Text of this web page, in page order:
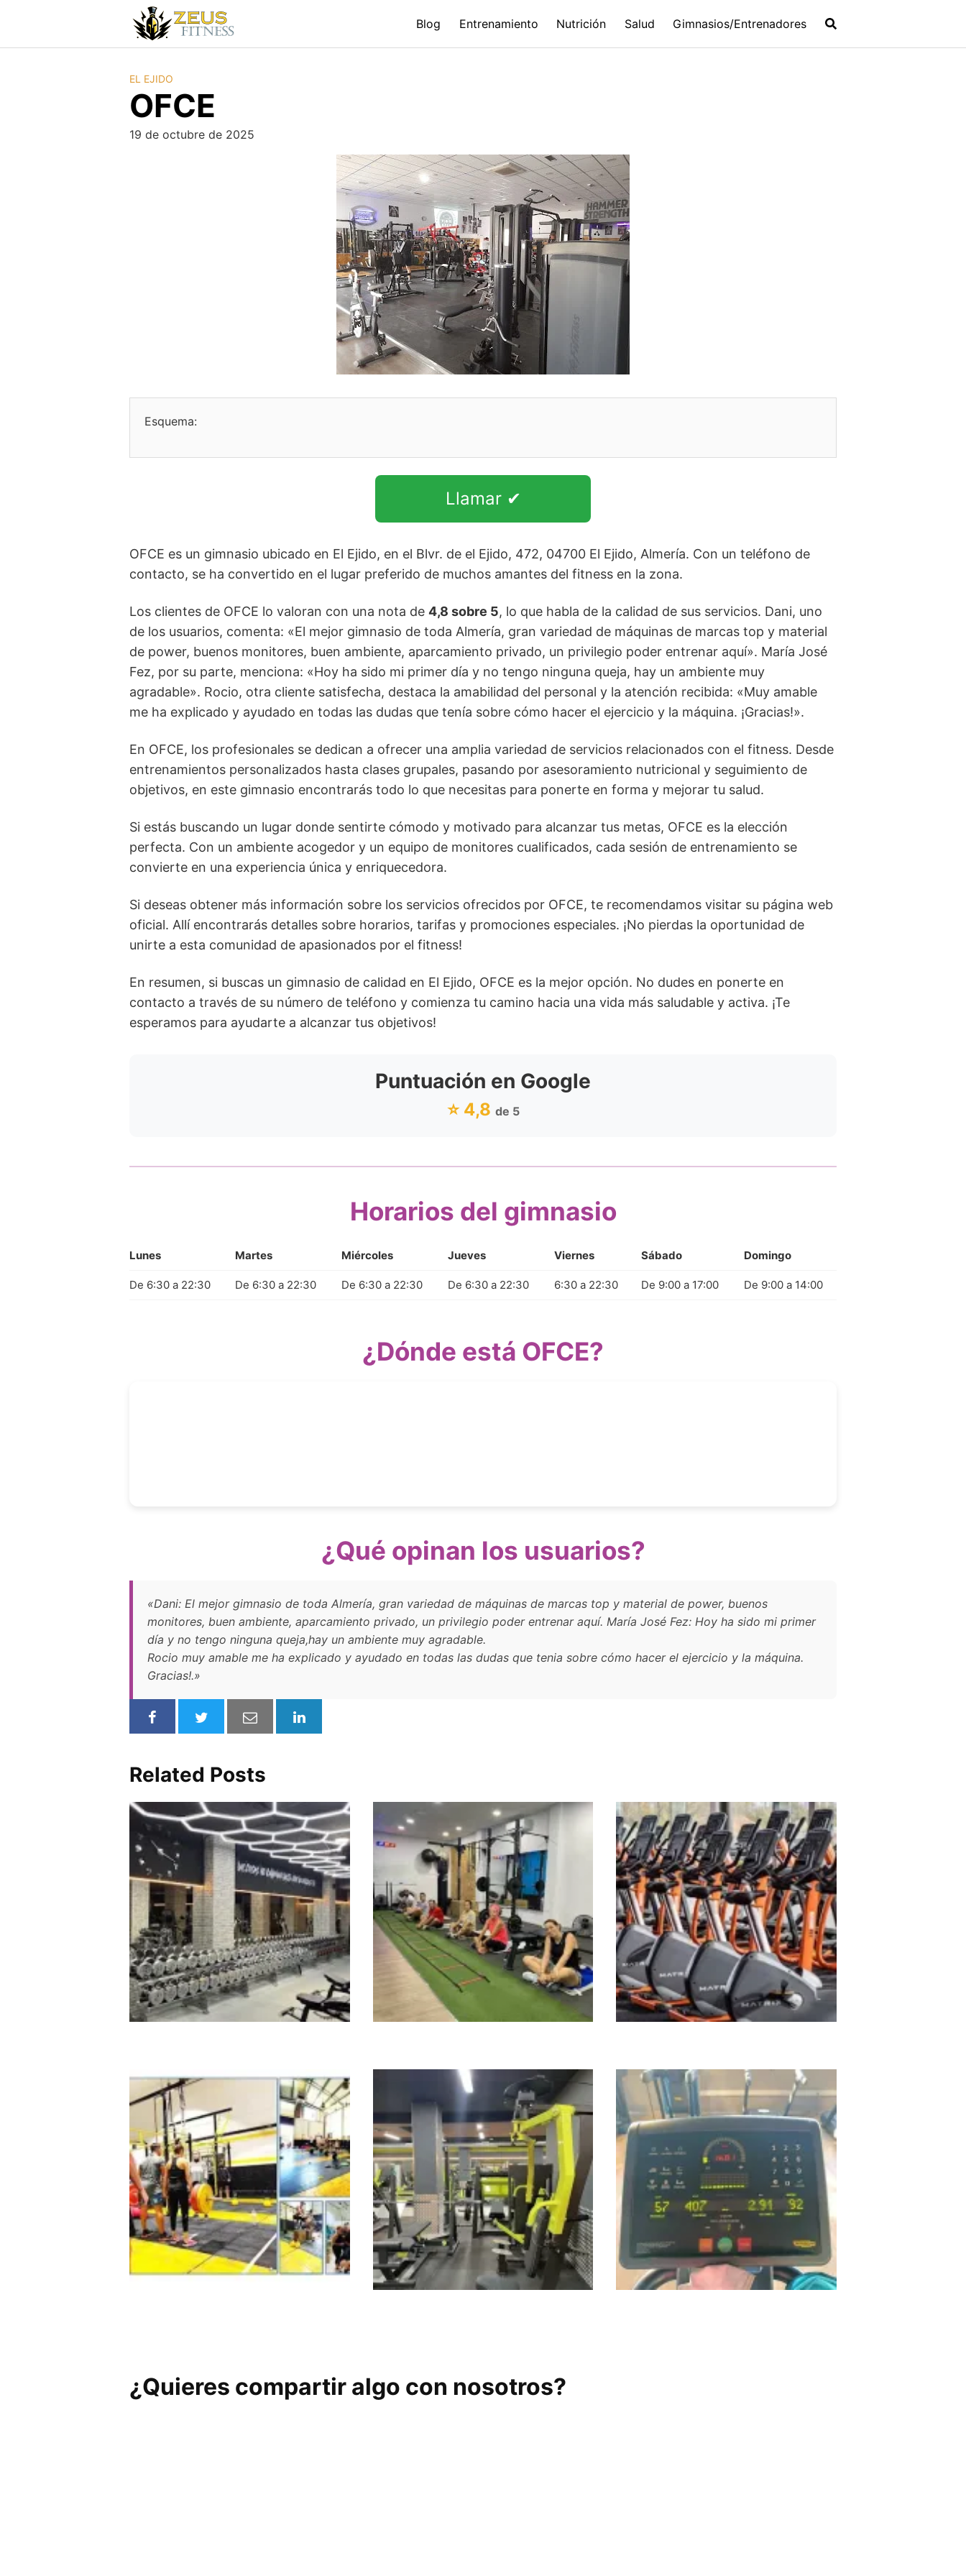
Blog Entrenamiento Nutrición Salud Gimnasios/Entrenadores
EL EJIDO
OFCE
19 de octubre de 2025
Esquema:
Llamar ✔
OFCE es un gimnasio ubicado en El Ejido, en el Blvr. de el Ejido, 472, 04700 El Ejido, Almería. Con un teléfono de
contacto, se ha convertido en el lugar preferido de muchos amantes del fitness en la zona.
Los clientes de OFCE lo valoran con una nota de 4,8 sobre 5, lo que habla de la calidad de sus servicios. Dani, uno
de los usuarios, comenta: «El mejor gimnasio de toda Almería, gran variedad de máquinas de marcas top y material
de power, buenos monitores, buen ambiente, aparcamiento privado, un privilegio poder entrenar aquí». María José
Fez, por su parte, menciona: «Hoy ha sido mi primer día y no tengo ninguna queja, hay un ambiente muy
agradable». Rocio, otra cliente satisfecha, destaca la amabilidad del personal y la atención recibida: «Muy amable
me ha explicado y ayudado en todas las dudas que tenía sobre cómo hacer el ejercicio y la máquina. ¡Gracias!».
En OFCE, los profesionales se dedican a ofrecer una amplia variedad de servicios relacionados con el fitness. Desde
entrenamientos personalizados hasta clases grupales, pasando por asesoramiento nutricional y seguimiento de
objetivos, en este gimnasio encontrarás todo lo que necesitas para ponerte en forma y mejorar tu salud.
Si estás buscando un lugar donde sentirte cómodo y motivado para alcanzar tus metas, OFCE es la elección
perfecta. Con un ambiente acogedor y un equipo de monitores cualificados, cada sesión de entrenamiento se
convierte en una experiencia única y enriquecedora.
Si deseas obtener más información sobre los servicios ofrecidos por OFCE, te recomendamos visitar su página web
oficial. Allí encontrarás detalles sobre horarios, tarifas y promociones especiales. ¡No pierdas la oportunidad de
unirte a esta comunidad de apasionados por el fitness!
En resumen, si buscas un gimnasio de calidad en El Ejido, OFCE es la mejor opción. No dudes en ponerte en
contacto a través de su número de teléfono y comienza tu camino hacia una vida más saludable y activa. ¡Te
esperamos para ayudarte a alcanzar tus objetivos!
Puntuación en Google
⭐ 4,8 de 5
Horarios del gimnasio
Lunes Martes Miércoles Jueves Viernes Sábado Domingo
De 6:30 a 22:30 De 6:30 a 22:30 De 6:30 a 22:30 De 6:30 a 22:30 6:30 a 22:30 De 9:00 a 17:00 De 9:00 a 14:00
¿Dónde está OFCE?
¿Qué opinan los usuarios?
«Dani: El mejor gimnasio de toda Almería, gran variedad de máquinas de marcas top y material de power, buenos
monitores, buen ambiente, aparcamiento privado, un privilegio poder entrenar aquí. María José Fez: Hoy ha sido mi primer
día y no tengo ninguna queja,hay un ambiente muy agradable.
Rocio muy amable me ha explicado y ayudado en todas las dudas que tenia sobre cómo hacer el ejercicio y la máquina.
Gracias!.»
Related Posts
¿Quieres compartir algo con nosotros?